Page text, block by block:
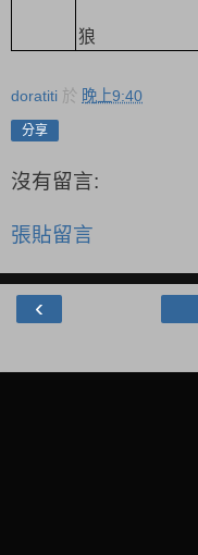
狼
doratiti 於 晚上9:40
分享
沒有留言:
張貼留言
‹